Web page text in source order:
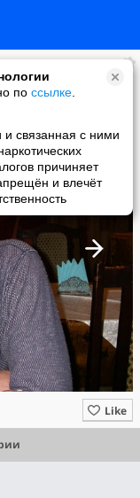
по ссылке
и связанная с ними
причиняет
и влечёт
Like